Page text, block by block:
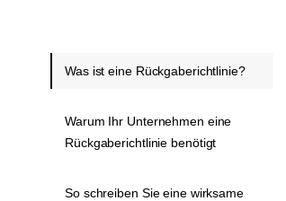
Was ist eine Rückgaberichtlinie?
Warum Ihr Unternehmen eine
Rückgaberichtlinie benötigt
So schreiben Sie eine wirksame